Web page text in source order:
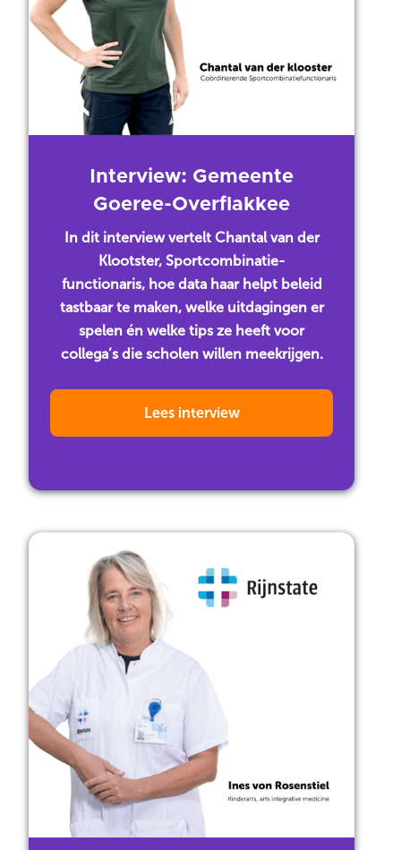
Interview: Gemeente
Goeree-Overflakkee
In dit interview vertelt Chantal van der
Klootster, Sportcombinatie-
functionaris, hoe data haar helpt beleid
tastbaar te maken, welke uitdagingen er
spelen én welke tips ze heeft voor
collega’s die scholen willen meekrijgen.
Lees interview